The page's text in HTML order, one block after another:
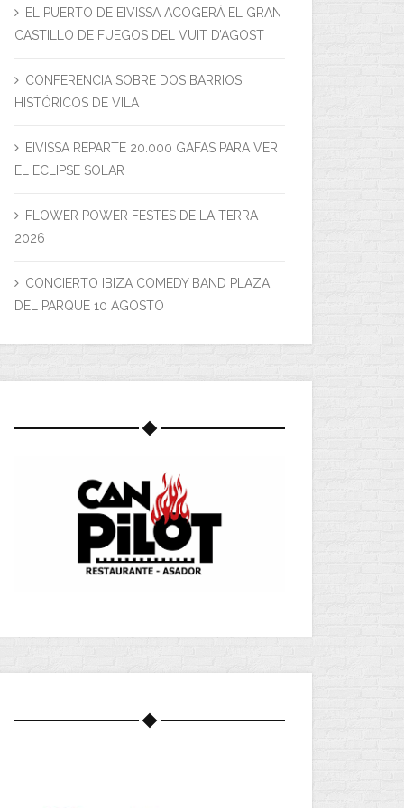
EL PUERTO DE EIVISSA ACOGERÁ EL GRAN
CASTILLO DE FUEGOS DEL VUIT D’AGOST
CONFERENCIA SOBRE DOS BARRIOS
HISTÓRICOS DE VILA
EIVISSA REPARTE 20.000 GAFAS PARA VER
EL ECLIPSE SOLAR
FLOWER POWER FESTES DE LA TERRA
2026
CONCIERTO IBIZA COMEDY BAND PLAZA
DEL PARQUE 10 AGOSTO